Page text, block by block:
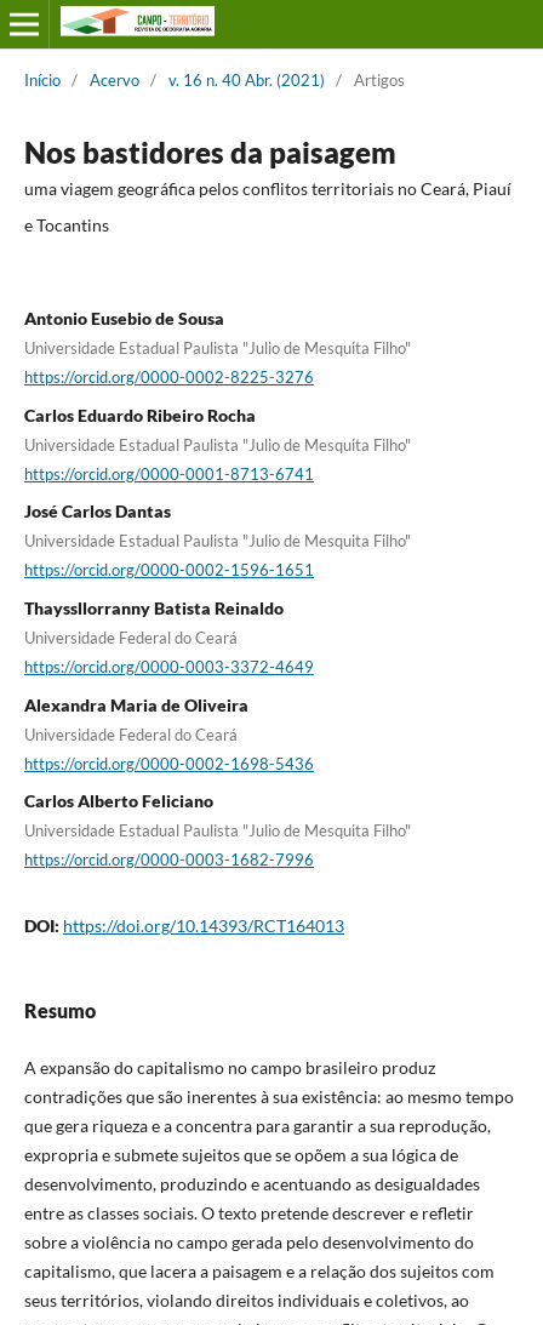
Início / Acervo / v. 16 n. 40 Abr. (2021) / Artigos
Nos bastidores da paisagem
uma viagem geográfica pelos conflitos territoriais no Ceará, Piauí
e Tocantins
Antonio Eusebio de Sousa
Universidade Estadual Paulista "Julio de Mesquita Filho"
https://orcid.org/0000-0002-8225-3276
Carlos Eduardo Ribeiro Rocha
Universidade Estadual Paulista "Julio de Mesquita Filho"
https://orcid.org/0000-0001-8713-6741
José Carlos Dantas
Universidade Estadual Paulista "Julio de Mesquita Filho"
https://orcid.org/0000-0002-1596-1651
Thayssllorranny Batista Reinaldo
Universidade Federal do Ceará
https://orcid.org/0000-0003-3372-4649
Alexandra Maria de Oliveira
Universidade Federal do Ceará
https://orcid.org/0000-0002-1698-5436
Carlos Alberto Feliciano
Universidade Estadual Paulista "Julio de Mesquita Filho"
https://orcid.org/0000-0003-1682-7996
DOI: https://doi.org/10.14393/RCT164013
Resumo
A expansão do capitalismo no campo brasileiro produz
contradições que são inerentes à sua existência: ao mesmo tempo
que gera riqueza e a concentra para garantir a sua reprodução,
expropria e submete sujeitos que se opõem a sua lógica de
desenvolvimento, produzindo e acentuando as desigualdades
entre as classes sociais. O texto pretende descrever e refletir
sobre a violência no campo gerada pelo desenvolvimento do
capitalismo, que lacera a paisagem e a relação dos sujeitos com
seus territórios, violando direitos individuais e coletivos, ao